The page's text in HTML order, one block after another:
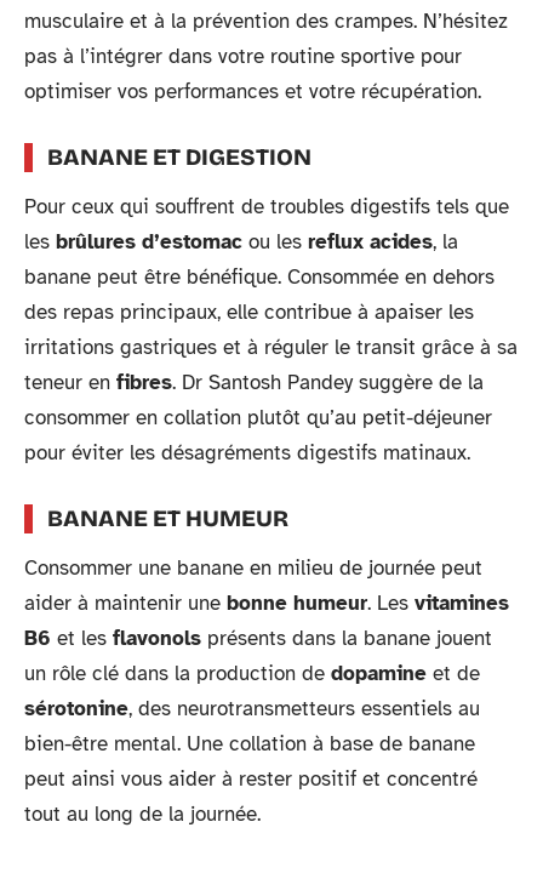
musculaire et à la prévention des crampes. N’hésitez
pas à l’intégrer dans votre routine sportive pour
optimiser vos performances et votre récupération.
BANANE ET DIGESTION
Pour ceux qui souffrent de troubles digestifs tels que
les brûlures d’estomac ou les reflux acides, la
banane peut être bénéfique. Consommée en dehors
des repas principaux, elle contribue à apaiser les
irritations gastriques et à réguler le transit grâce à sa
teneur en fibres. Dr Santosh Pandey suggère de la
consommer en collation plutôt qu’au petit-déjeuner
pour éviter les désagréments digestifs matinaux.
BANANE ET HUMEUR
Consommer une banane en milieu de journée peut
aider à maintenir une bonne humeur. Les vitamines
B6 et les flavonols présents dans la banane jouent
un rôle clé dans la production de dopamine et de
sérotonine, des neurotransmetteurs essentiels au
bien-être mental. Une collation à base de banane
peut ainsi vous aider à rester positif et concentré
tout au long de la journée.